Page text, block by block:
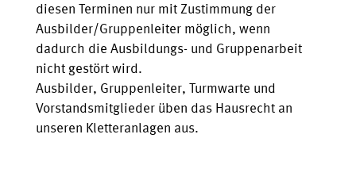
diesen Terminen nur mit Zustimmung der
Ausbilder/Gruppenleiter möglich, wenn
dadurch die Ausbildungs- und Gruppenarbeit
nicht gestört wird.
Ausbilder, Gruppenleiter, Turmwarte und
Vorstandsmitglieder üben das Hausrecht an
unseren Kletteranlagen aus.